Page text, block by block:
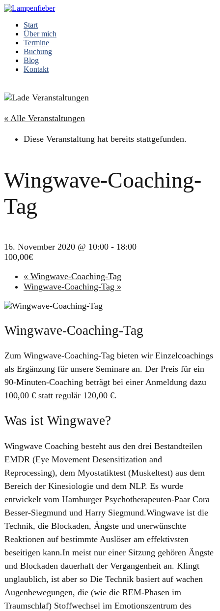
Start
Über mich
Termine
Buchung
Blog
Kontakt
« Alle Veranstaltungen
Diese Veranstaltung hat bereits stattgefunden.
Wingwave-Coaching-
Tag
16. November 2020 @ 10:00 - 18:00
100,00€
« Wingwave-Coaching-Tag
Wingwave-Coaching-Tag »
Wingwave-Coaching-Tag
Zum Wingwave-Coaching-Tag bieten wir Einzelcoachings
als Ergänzung für unsere Seminare an. Der Preis für ein
90-Minuten-Coaching beträgt bei einer Anmeldung dazu
100,00 € statt regulär 120,00 €.
Was ist Wingwave?
Wingwave Coaching besteht aus den drei Bestandteilen
EMDR (Eye Movement Desensitization and
Reprocessing), dem Myostatiktest (Muskeltest) aus dem
Bereich der Kinesiologie und dem NLP. Es wurde
entwickelt vom Hamburger Psychotherapeuten-Paar Cora
Besser-Siegmund und Harry Siegmund.Wingwave ist die
Technik, die Blockaden, Ängste und unerwünschte
Reaktionen auf bestimmte Auslöser am effektivsten
beseitigen kann.In meist nur einer Sitzung gehören Ängste
und Blockaden dauerhaft der Vergangenheit an. Klingt
unglaublich, ist aber so Die Technik basiert auf wachen
Augenbewegungen, die (wie die REM-Phasen im
Traumschlaf) Stoffwechsel im Emotionszentrum des